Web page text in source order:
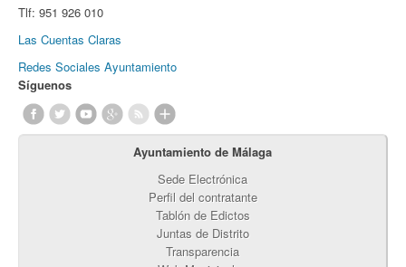
Tlf: 951 926 010
Las Cuentas Claras
Redes Sociales Ayuntamiento
Síguenos
Ayuntamiento de Málaga
Sede Electrónica
Perfil del contratante
Tablón de Edictos
Juntas de Distrito
Transparencia